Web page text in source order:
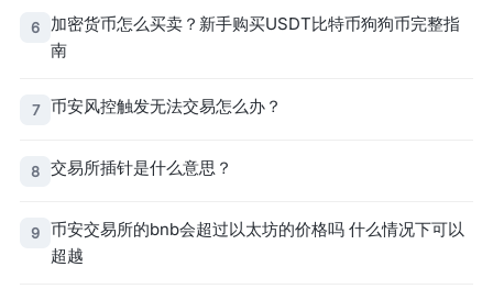
6
加密货币怎么买卖？新手购买USDT比特币狗狗币完整指
南
7 币安风控触发无法交易怎么办？
8 交易所插针是什么意思？
9
币安交易所的bnb会超过以太坊的价格吗 什么情况下可以
超越